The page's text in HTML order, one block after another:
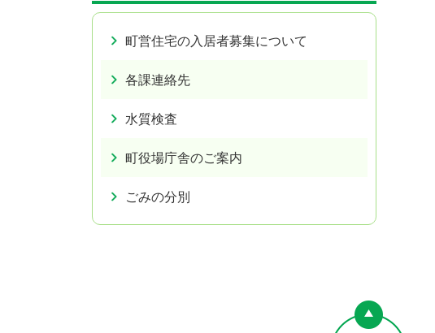
町営住宅の入居者募集について
各課連絡先
水質検査
町役場庁舎のご案内
ごみの分別